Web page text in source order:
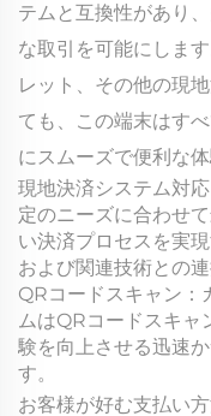
テムと互換性があり
な取引を可能にしま
レット、その他の現
ても、この端末はす
にスムーズで便利な
現地決済システム対
定のニーズに合わせ
い決済プロセスを実
および関連技術との
QRコードスキャン：
ムはQRコードスキャ
験を向上させる迅速
す。
お客様が好む支払い